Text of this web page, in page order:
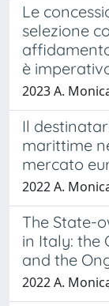
Le
selezione
è
2023 A.
Il
marittime
mercato
2022 A.
The State-
in Italy: the
and the
2022 A.